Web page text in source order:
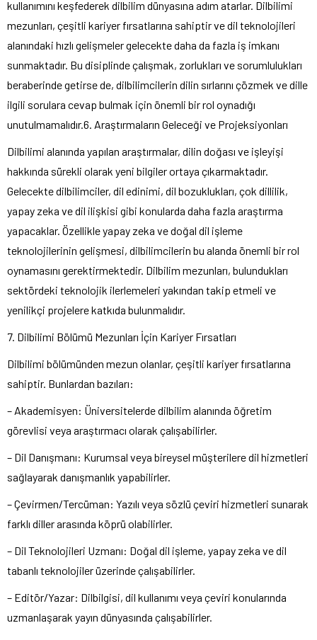
kullanımını keşfederek dilbilim dünyasına adım atarlar. Dilbilimi
mezunları, çeşitli kariyer fırsatlarına sahiptir ve dil teknolojileri
alanındaki hızlı gelişmeler gelecekte daha da fazla iş imkanı
sunmaktadır. Bu disiplinde çalışmak, zorlukları ve sorumlulukları
beraberinde getirse de, dilbilimcilerin dilin sırlarını çözmek ve dille
ilgili sorulara cevap bulmak için önemli bir rol oynadığı
unutulmamalıdır.6. Araştırmaların Geleceği ve Projeksiyonları
Dilbilimi alanında yapılan araştırmalar, dilin doğası ve işleyişi
hakkında sürekli olarak yeni bilgiler ortaya çıkarmaktadır.
Gelecekte dilbilimciler, dil edinimi, dil bozuklukları, çok dillilik,
yapay zeka ve dil ilişkisi gibi konularda daha fazla araştırma
yapacaklar. Özellikle yapay zeka ve doğal dil işleme
teknolojilerinin gelişmesi, dilbilimcilerin bu alanda önemli bir rol
oynamasını gerektirmektedir. Dilbilim mezunları, bulundukları
sektördeki teknolojik ilerlemeleri yakından takip etmeli ve
yenilikçi projelere katkıda bulunmalıdır.
7. Dilbilimi Bölümü Mezunları İçin Kariyer Fırsatları
Dilbilimi bölümünden mezun olanlar, çeşitli kariyer fırsatlarına
sahiptir. Bunlardan bazıları:
– Akademisyen: Üniversitelerde dilbilim alanında öğretim
görevlisi veya araştırmacı olarak çalışabilirler.
– Dil Danışmanı: Kurumsal veya bireysel müşterilere dil hizmetleri
sağlayarak danışmanlık yapabilirler.
– Çevirmen/Tercüman: Yazılı veya sözlü çeviri hizmetleri sunarak
farklı diller arasında köprü olabilirler.
– Dil Teknolojileri Uzmanı: Doğal dil işleme, yapay zeka ve dil
tabanlı teknolojiler üzerinde çalışabilirler.
– Editör/Yazar: Dilbilgisi, dil kullanımı veya çeviri konularında
uzmanlaşarak yayın dünyasında çalışabilirler.